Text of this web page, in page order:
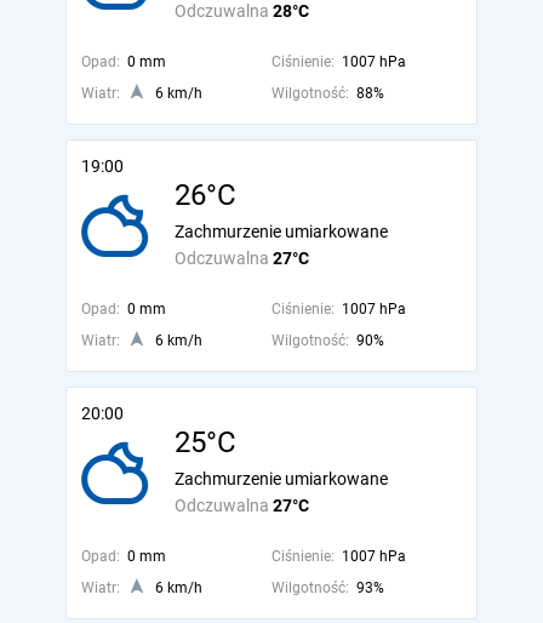
Odczuwalna 28°C
Opad: 0 mm Ciśnienie: 1007 hPa
Wiatr:
6 km/h Wilgotność: 88%
19:00
26°C
Odczuwalna 27°C
Zachmurzenie umiarkowane
Opad: 0 mm Ciśnienie: 1007 hPa
Wiatr:
6 km/h Wilgotność: 90%
20:00
25°C
Odczuwalna 27°C
Zachmurzenie umiarkowane
Opad: 0 mm Ciśnienie: 1007 hPa
Wiatr:
6 km/h Wilgotność: 93%